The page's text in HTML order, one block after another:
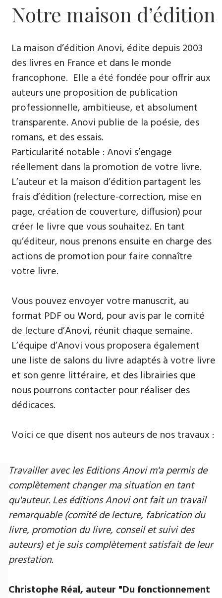
Notre maison d’édition
La maison d’édition Anovi, édite depuis 2003
des livres en France et dans le monde
francophone. Elle a été fondée pour offrir aux
auteurs une proposition de publication
professionnelle, ambitieuse, et absolument
transparente. Anovi publie de la poésie, des
romans, et des essais.
Particularité notable : Anovi s’engage
réellement dans la promotion de votre livre.
L’auteur et la maison d’édition partagent les
frais d’édition (relecture-correction, mise en
page, création de couverture, diffusion) pour
créer le livre que vous souhaitez. En tant
qu’éditeur, nous prenons ensuite en charge des
actions de promotion pour faire connaître
votre livre.
Vous pouvez envoyer votre manuscrit, au
format PDF ou Word, pour avis par le comité
de lecture d’Anovi, réunit chaque semaine.
L’équipe d’Anovi vous proposera également
une liste de salons du livre adaptés à votre livre
et son genre littéraire, et des librairies que
nous pourrons contacter pour réaliser des
dédicaces.
Voici ce que disent nos auteurs de nos travaux :
Travailler avec les Editions Anovi m'a permis de
complètement changer ma situation en tant
qu'auteur. Les éditions Anovi ont fait un travail
remarquable (comité de lecture, fabrication du
livre, promotion du livre, conseil et suivi des
auteurs) et je suis complètement satisfait de leur
prestation.
Christophe Réal, auteur ​"Du fonctionnement